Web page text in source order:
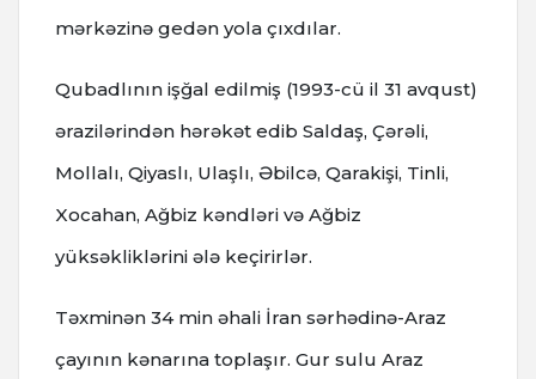
mərkəzinə gedən yola çıxdılar.
Qubadlının işğal edilmiş (1993-cü il 31 avqust)
ərazilərindən hərəkət edib Saldaş, Çərəli,
Mollalı, Qiyaslı, Ulaşlı, Əbilcə, Qarakişi, Tinli,
Xocahan, Ağbiz kəndləri və Ağbiz
yüksəkliklərini ələ keçirirlər.
Təxminən 34 min əhali İran sərhədinə-Araz
çayının kənarına toplaşır. Gur sulu Araz